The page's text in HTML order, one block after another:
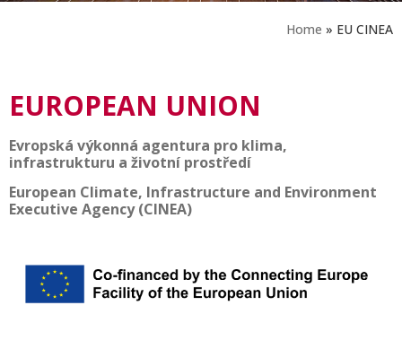
Home » EU CINEA
EUROPEAN UNION
Evropská výkonná agentura pro klima,
infrastrukturu a životní prostředí
European Climate, Infrastructure and Environment
Executive Agency (CINEA)